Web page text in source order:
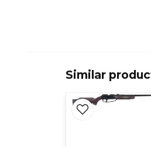
Similar